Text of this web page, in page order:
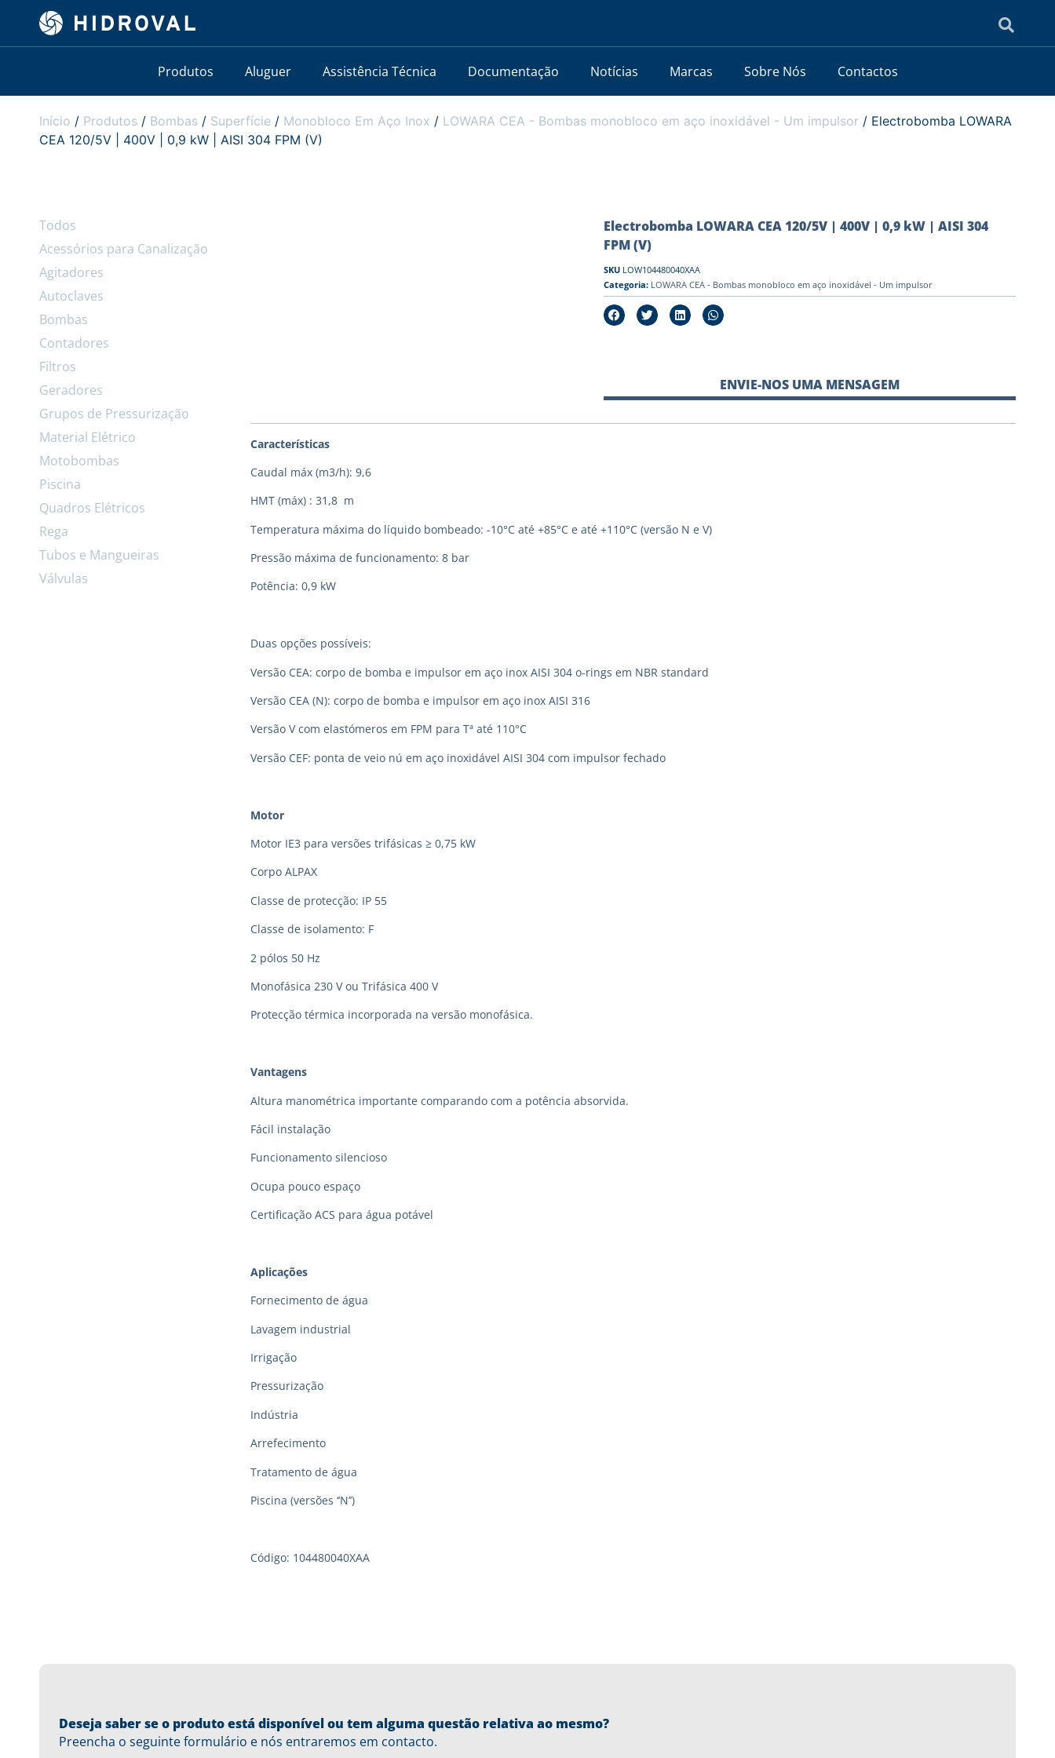
Produtos Aluguer Assistência Técnica Documentação Notícias Marcas Sobre Nós Contactos
Início / Produtos / Bombas / Superfície / Monobloco Em Aço Inox / LOWARA CEA - Bombas monobloco em aço inoxidável - Um impulsor / Electrobomba LOWARA
CEA 120/5V | 400V | 0,9 kW | AISI 304 FPM (V)
Todos
Acessórios para Canalização
Agitadores
Autoclaves
Bombas
Contadores
Filtros
Geradores
Grupos de Pressurização
Material Elétrico
Motobombas
Piscina
Quadros Elétricos
Rega
Tubos e Mangueiras
Válvulas
Electrobomba LOWARA CEA 120/5V | 400V | 0,9 kW | AISI 304
FPM (V)
SKU LOW104480040XAA
Categoria: LOWARA CEA - Bombas monobloco em aço inoxidável - Um impulsor
ENVIE-NOS UMA MENSAGEM
Características
Caudal máx (m3/h): 9,6
HMT (máx) : 31,8 m
Temperatura máxima do líquido bombeado: -10°C até +85°C e até +110°C (versão N e V)
Pressão máxima de funcionamento: 8 bar
Potência: 0,9 kW
Duas opções possíveis:
Versão CEA: corpo de bomba e impulsor em aço inox AISI 304 o-rings em NBR standard
Versão CEA (N): corpo de bomba e impulsor em aço inox AISI 316
Versão V com elastómeros em FPM para Tª até 110°C
Versão CEF: ponta de veio nú em aço inoxidável AISI 304 com impulsor fechado
Motor
Motor IE3 para versões trifásicas ≥ 0,75 kW
Corpo ALPAX
Classe de protecção: IP 55
Classe de isolamento: F
2 pólos 50 Hz
Monofásica 230 V ou Trifásica 400 V
Protecção térmica incorporada na versão monofásica.
Vantagens
Altura manométrica importante comparando com a potência absorvida.
Fácil instalação
Funcionamento silencioso
Ocupa pouco espaço
Certificação ACS para água potável
Aplicações
Fornecimento de água
Lavagem industrial
Irrigação
Pressurização
Indústria
Arrefecimento
Tratamento de água
Piscina (versões ‘’N’’)
Código: 104480040XAA
Deseja saber se o produto está disponível ou tem alguma questão relativa ao mesmo?
Preencha o seguinte formulário e nós entraremos em contacto.